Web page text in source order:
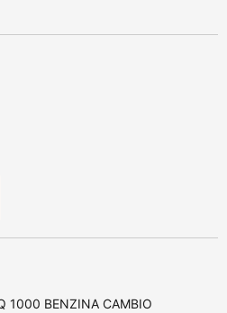
1000 BENZINA CAMBIO